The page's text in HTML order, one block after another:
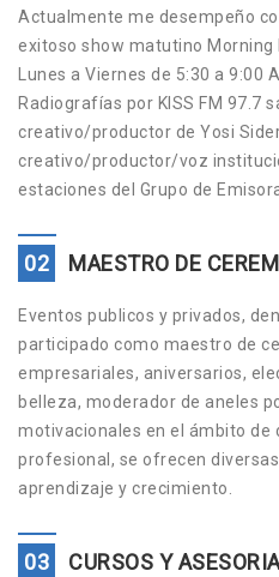
Actualmente me desempeño
exitoso show matutino Morning
Lunes a Viernes de 5:30 a 9:00
Radiografías por KISS FM 97.7
creativo/productor de Yosi
creativo/productor/voz
estaciones del Grupo de
02 MAESTRO DE
Eventos publicos y privados,
participado como maestro de
empresariales, aniversarios,
belleza, moderador de aneles
motivacionales en el ámbito de
profesional, se ofrecen
aprendizaje y crecimiento.
03 CURSOS Y